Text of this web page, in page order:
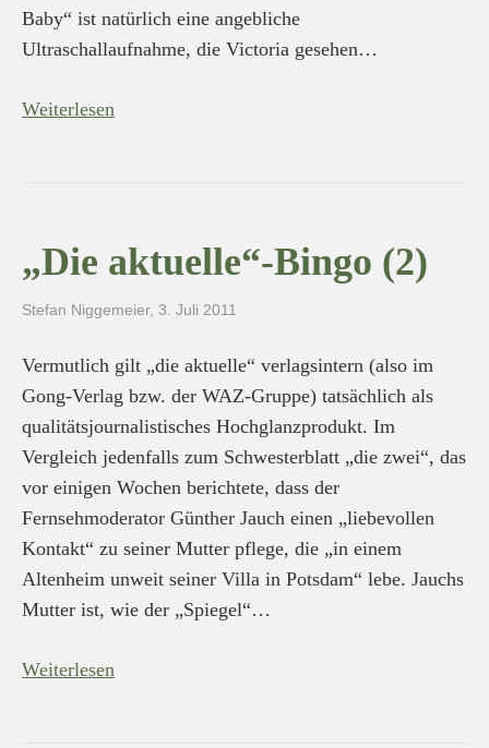
Baby“ ist natürlich eine angebliche
Ultraschallaufnahme, die Victoria gesehen…
Weiterlesen
„Die aktuelle“-Bingo (2)
Stefan Niggemeier, 3. Juli 2011
Vermutlich gilt „die aktuelle“ verlagsintern (also im
Gong-Verlag bzw. der WAZ-Gruppe) tatsächlich als
qualitätsjournalistisches Hochglanzprodukt. Im
Vergleich jedenfalls zum Schwesterblatt „die zwei“, das
vor einigen Wochen berichtete, dass der
Fernsehmoderator Günther Jauch einen „liebevollen
Kontakt“ zu seiner Mutter pflege, die „in einem
Altenheim unweit seiner Villa in Potsdam“ lebe. Jauchs
Mutter ist, wie der „Spiegel“…
Weiterlesen